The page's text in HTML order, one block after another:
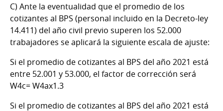
C) Ante la eventualidad que el promedio de los
cotizantes al BPS (personal incluido en la Decreto-ley
14.411) del año civil previo superen los 52.000
trabajadores se aplicará la siguiente escala de ajuste:
Si el promedio de cotizantes al BPS del año 2021 está
entre 52.001 y 53.000, el factor de corrección será
W4c= W4ax1.3
Si el promedio de cotizantes al BPS del año 2021 está